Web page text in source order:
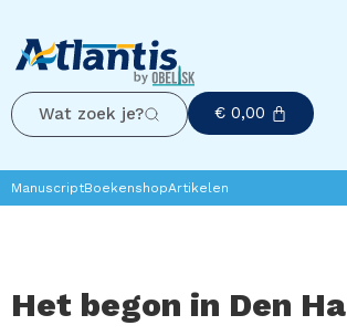
Wat zoek je? € 0,00
ManuscriptBoekenshopArtikelen
Het begon in Den